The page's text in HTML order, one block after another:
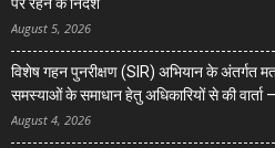
August 5, 2026
विशेष गहन पुनरीक्षण (SIR) अभियान के अंतर्गत
समस्याओं के समाधान हेतु अधिकारियों से की वार्ता
August 4, 2026